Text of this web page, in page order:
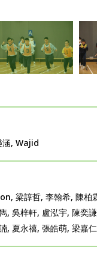
, Wajid
梁諄哲, 李翰希, 陳柏
, 吳梓軒, 盧泓宇, 陳奕
, 夏永禧, 張皓萌, 梁嘉仁